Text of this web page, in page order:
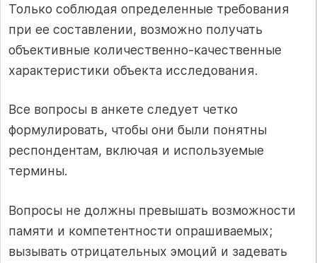
Только соблюдая определенные требования
при ее составлении, возможно получать
объективные количественно-качественные
характеристики объекта исследования.
Все вопросы в анкете следует четко
формулировать, чтобы они были понятны
респондентам, включая и используемые
термины.
Вопросы не должны превышать возможности
памяти и компетентности опрашиваемых;
вызывать отрицательных эмоций и задевать